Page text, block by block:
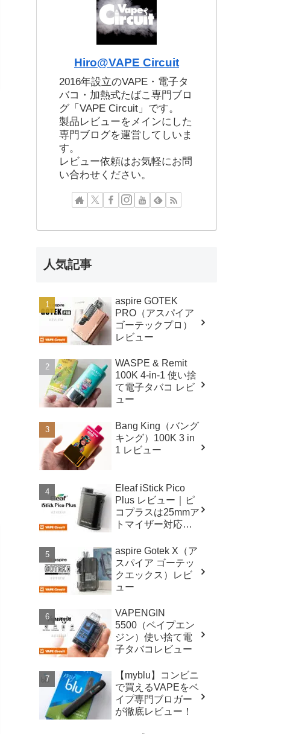
Hiro@VAPE Circuit
2016年設立のVAPE・電子タ
バコ・加熱式たばこ専門ブロ
グ「VAPE Circuit」です。
製品レビューをメインにした
専門ブログを運営してしいま
す。
レビュー依頼はお気軽にお問
い合わせください。
人気記事
aspire GOTEK
PRO（アスパイア
ゴーテックプロ）
レビュー
WASPE & Remit
100K 4-in-1 使い捨
て電子タバコ レビ
ュー
Bang King（バング
キング）100K 3 in
1 レビュー
Eleaf iStick Pico
Plus レビュー｜ピ
コプラスは25mmア
トマイザー対応！
化！！
aspire Gotek X（ア
スパイア ゴーテッ
クエックス）レビ
ュー
VAPENGIN
5500（ベイプエン
ジン）使い捨て電
子タバコレビュー
【myblu】コンビニ
で買えるVAPEをベ
イプ専門ブロガー
が徹底レビュー！